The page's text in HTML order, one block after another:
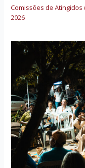
Comissões de Atingidos
2026